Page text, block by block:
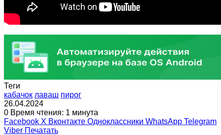
Теги
кабачок лаваш пирог
26.04.2024
0 Время чтения: 1 минута
Facebook X Вконтакте Одноклассники WhatsApp Telegram
Viber Печатать